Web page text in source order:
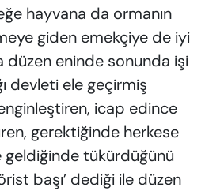
hayvana da ormanın
giden emekçiye de iyi
düzen eninde sonunda işi
devleti ele geçirmiş
icap edince
gerektiğinde herkese
geldiğinde tükürdüğünü
başı’ dediği ile düzen